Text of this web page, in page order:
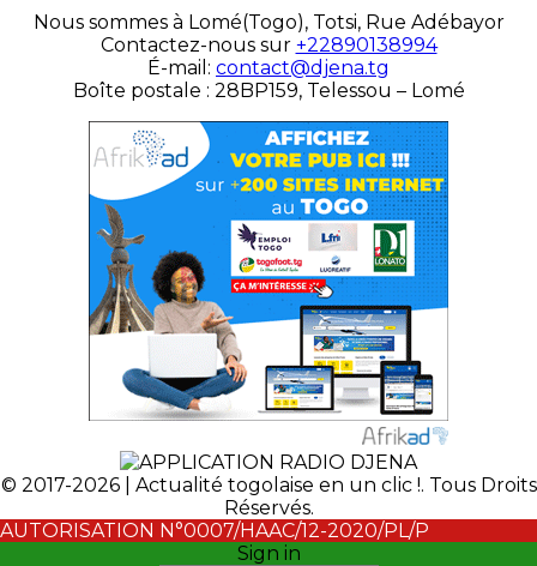
Nous sommes à Lomé(Togo), Totsi, Rue Adébayor
Contactez-nous sur +22890138994
É-mail: contact@djena.tg
Boîte postale : 28BP159, Telessou – Lomé
© 2017-2026 | Actualité togolaise en un clic !. Tous Droits
Réservés.
AUTORISATION N°0007/HAAC/12-2020/PL/P
Sign in